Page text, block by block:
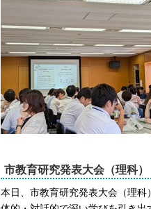
市教育研究発表大会（理科）
本日、市教育研究発表大会（理